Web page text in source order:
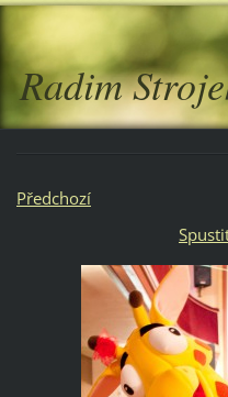
Radim
Předchozí